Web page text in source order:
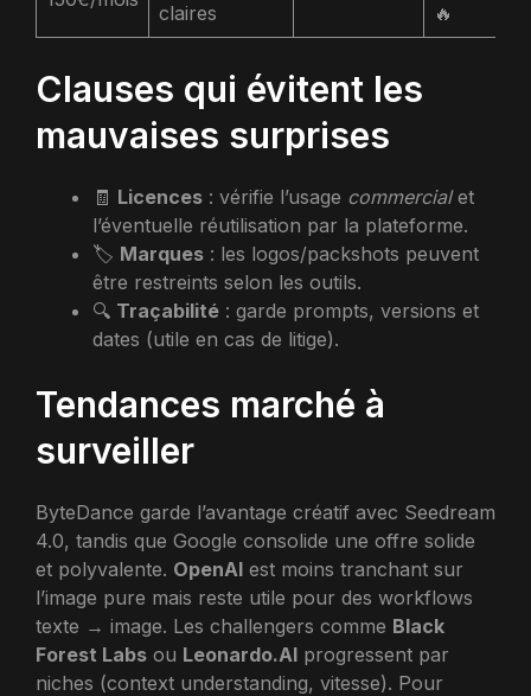
claires 🔥
Clauses qui évitent les
mauvaises surprises
🧾 Licences : vérifie l’usage commercialet
l’éventuelle réutilisation par la plateforme.
🏷️ Marques : les logos/packshots peuvent
être restreints selon les outils.
🔍 Traçabilité : garde prompts, versions et
dates (utile en cas de litige).
Tendances marché à
surveiller
ByteDance garde l’avantage créatif avec Seedream
4.0, tandis que Google consolide une offre solide
et polyvalente. OpenAI est moins tranchant sur
l’image pure mais reste utile pour des workflows
texte → image. Les challengers comme Black
Forest Labs ou Leonardo.AI progressent par
niches (context understanding, vitesse). Pour